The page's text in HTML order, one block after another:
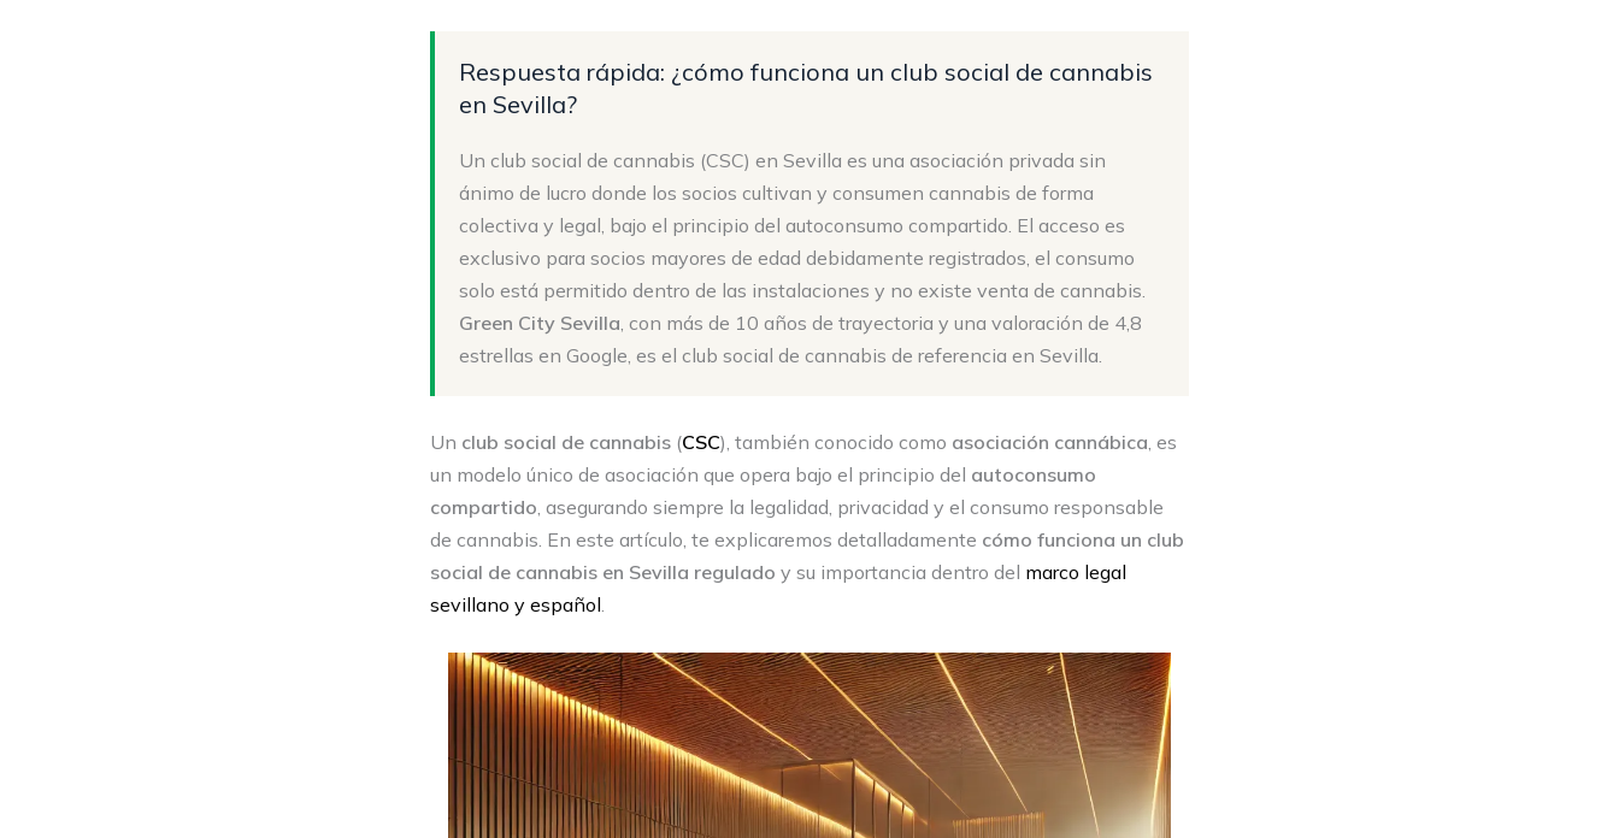
Respuesta rápida: ¿cómo funciona un club social de cannabis
en Sevilla?
Un club social de cannabis (CSC) en Sevilla es una asociación privada sin
ánimo de lucro donde los socios cultivan y consumen cannabis de forma
colectiva y legal, bajo el principio del autoconsumo compartido. El acceso es
exclusivo para socios mayores de edad debidamente registrados, el consumo
solo está permitido dentro de las instalaciones y no existe venta de cannabis.
Green City Sevilla, con más de 10 años de trayectoria y una valoración de 4,8
estrellas en Google, es el club social de cannabis de referencia en Sevilla.
Un club social de cannabis (CSC), también conocido como asociación cannábica, es
un modelo único de asociación que opera bajo el principio del autoconsumo
compartido, asegurando siempre la legalidad, privacidad y el consumo responsable
de cannabis. En este artículo, te explicaremos detalladamente cómo funciona un club
social de cannabis en Sevilla regulado y su importancia dentro del marco legal
sevillano y español.